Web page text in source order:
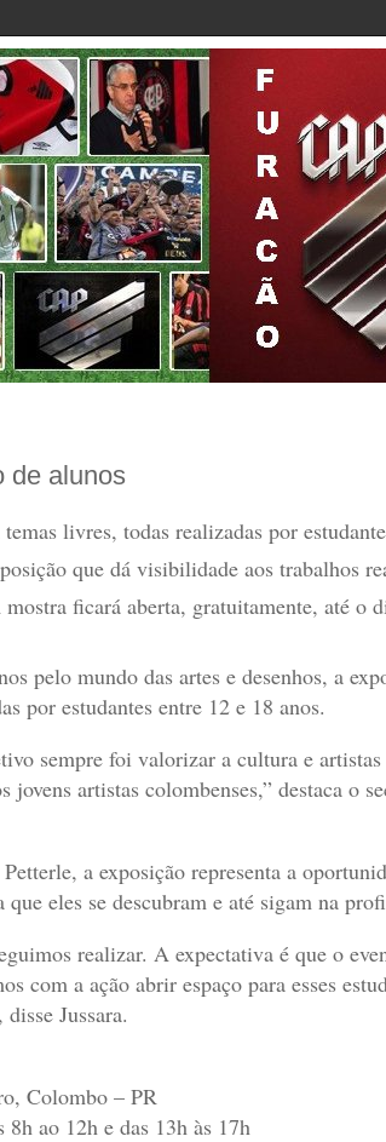
de alunos
livres, todas realizadas por
que dá visibilidade aos trabalhos
ficará aberta, gratuitamente, até o
pelo mundo das artes e desenhos, a
por estudantes entre 12 e 18 anos.
sempre foi valorizar a cultura e
artistas colombenses,” destaca o
a exposição representa a
eles se descubram e até sigam na
realizar. A expectativa é que o
com a ação abrir espaço para esses
Jussara.
Colombo – PR
ao 12h e das 13h às 17h